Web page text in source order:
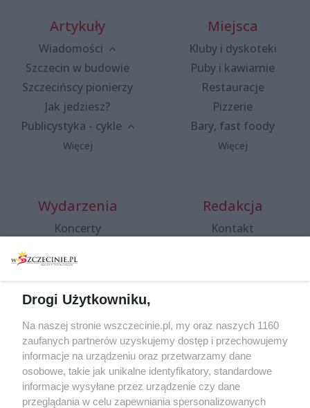
Artykuły
Wiadomości
Szczecin w budowie
Szczecińscy pionierzy
Jak jedziesz?
Publicystyka - cykle
Więcej
Miejsca
Kluby i dyskoteki
Puby i kawiarnie
Restauracje
Pizzerie
Bary, fast foody
Więcej
Wydarzenia
Koncerty
Spacery i oprowadzania
targi
Wernisaże
Więcej
Redakcja
Kontakt
Specjalny koncert z okazji
20. urodzin portalu
wSzczecinie.pl
Regulamin konkursów
śniadaniówka "Hej
Drogi Użytkowniku,
Na naszej stronie wszczecinie.pl, my oraz naszych 1160
zaufanych partnerów uzyskujemy dostęp i przechowujemy
informacje na urządzeniu oraz przetwarzamy dane
osobowe, takie jak unikalne identyfikatory, standardowe
informacje wysyłane przez urządzenie czy dane
przeglądania w celu zapewniania spersonalizowanych